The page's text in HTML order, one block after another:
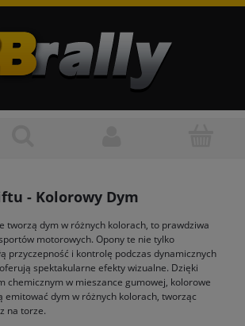
- Kolorowy Dym
tworzą dym w różnych kolorach, to prawdziwa
motorowych. Opony te nie tylko
przyczepność i kontrolę podczas dynamicznych
spektakularne efekty wizualne. Dzięki
chemicznym w mieszance gumowej, kolorowe
emitować dym w różnych kolorach, tworząc
na torze.